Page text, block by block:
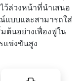
ว้ล่วงหน้าที่นำเสนอ
แบบและสามารถใส่
ต้นอย่างเฟื่องฟูใน
แข่งขันสูง